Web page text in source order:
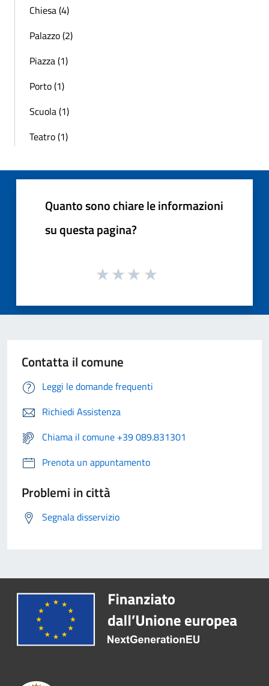
Chiesa (4)
Palazzo (2)
Piazza (1)
Porto (1)
Scuola (1)
Teatro (1)
Quanto sono chiare le informazioni
su questa pagina?
Contatta il comune
Leggi le domande frequenti
Richiedi Assistenza
Chiama il comune +39 089.831301
Prenota un appuntamento
Problemi in città
Segnala disservizio